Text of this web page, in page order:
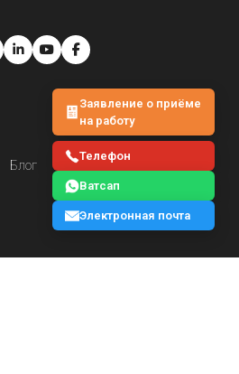
Блог
Заявление о приёме
на работу
Телефон
Ватсап
Электронная почта